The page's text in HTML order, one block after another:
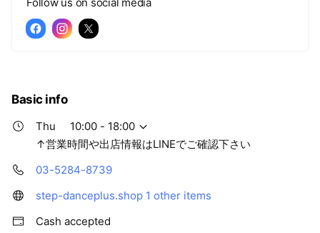
Basic info
Thu
10:00 - 18:00
↑営業時間や出店情報はLINEでご確認下さい
03-5284-8739
step-danceplus.shop 1 other items
Cash accepted